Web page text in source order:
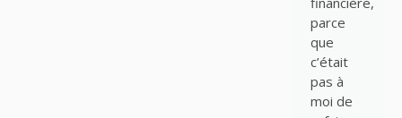
parce
que
c’était
pas à
moi de